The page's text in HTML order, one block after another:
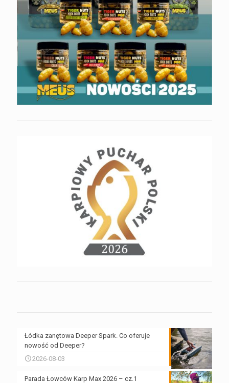
Łódka zanętowa Deeper Spark. Co oferuje
nowość od Deeper?
2026-08-03
Parada Łowców Karp Max 2026 – cz.1